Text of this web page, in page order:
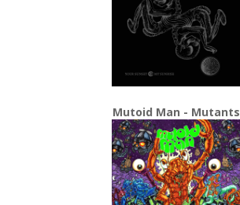
Mutoid Man - Mutants